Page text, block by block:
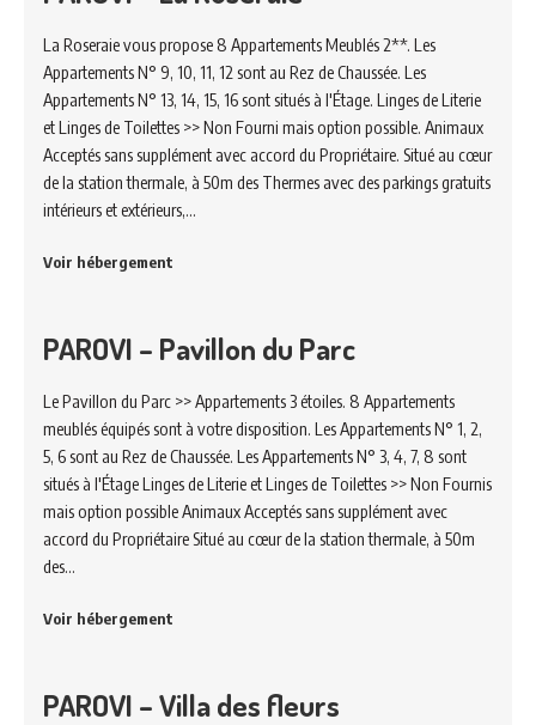
La Roseraie vous propose 8 Appartements Meublés 2**. Les
Appartements N° 9, 10, 11, 12 sont au Rez de Chaussée. Les
Appartements N° 13, 14, 15, 16 sont situés à l'Étage. Linges de Literie
et Linges de Toilettes >> Non Fourni mais option possible. Animaux
Acceptés sans supplément avec accord du Propriétaire. Situé au cœur
de la station thermale, à 50m des Thermes avec des parkings gratuits
intérieurs et extérieurs,…
Voir hébergement
PAROVI – Pavillon du Parc
Le Pavillon du Parc >> Appartements 3 étoiles. 8 Appartements
meublés équipés sont à votre disposition. Les Appartements N° 1, 2,
5, 6 sont au Rez de Chaussée. Les Appartements N° 3, 4, 7, 8 sont
situés à l'Étage Linges de Literie et Linges de Toilettes >> Non Fournis
mais option possible Animaux Acceptés sans supplément avec
accord du Propriétaire Situé au cœur de la station thermale, à 50m
des…
Voir hébergement
PAROVI – Villa des fleurs